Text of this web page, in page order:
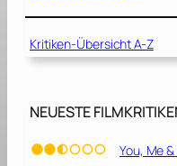
e
n
n
1
Kritiken-Übersicht A-Z
NEUESTE
You, Me